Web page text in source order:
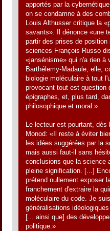
apportés par la
on se condamne à des
Louis Althusser critique la
savants». Il dénonce «une
partir des prises de position
sciences François Russo
«jansénisme» qui n'a rien à
Barthélemy-Madaule, elle,
biologie moléculaire à tout
provocant tout est question
épigraphes, et, plus tard,
philosophique et moral.»
Le lecteur est pourtant,
Monod: «Il reste à éviter
les idées suggérées par la
mais aussi faut-il sans
conclusions que la science
pleine signification. [...]
prétend nullement exposer
franchement d'extraire la
moléculaire du code. Je
généralisations
[... ainsi que] des
politique.»